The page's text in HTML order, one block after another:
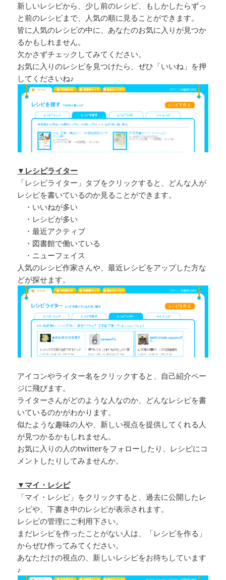
新しいレシピから、少し前のレシピ、もしかしたらずっ
と前のレシピまで、人気の順に見ることができます。
皆に人気のレシピの中に、あなたのお気に入りが見つか
るかもしれません。
欠かさずチェックしてみてください。
お気に入りのレシピを見つけたら、ぜひ「いいね」を押
してくださいね♪
▼レシピライター
「レシピライター」タブをクリックすると、どんな人が
レシピを書いているのか見ることができます。
・いいねが多い
・レシピが多い
・最近アクティブ
・図書館で働いている
・ニューフェイス
人気のレシピ作家さんや、最近レシピをアップした方な
どが探せます。
アイコンやライター名をクリックすると、自己紹介ペー
ジに飛びます。
ライターさんがどのような人なのか、どんなレシピを書
いているのかがわかります。
似たような趣味の人や、新しい視点を提供してくれる人
が見つかるかもしれません。
お気に入りの人のtwitterをフォローしたり、レシピにコ
メントしたりしてみませんか。
▼マイ・レシピ
「マイ・レシピ」をクリックすると、過去に公開したレ
シピや、下書き中のレシピが表示されます。
レシピの管理にご利用下さい。
まだレシピを作ったことがない人は、「レシピを作る」
からぜひ作ってみてください。
あなただけの視点の、新しいレシピをお待ちしています
♪